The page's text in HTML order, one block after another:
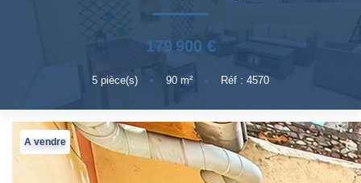
NOTRE AGENCE
Qui Sommes-Nous
Notre Équipe
CONTACT
179 900 €
5 pièce(s) • 90 m² • Réf : 4570
A vendre